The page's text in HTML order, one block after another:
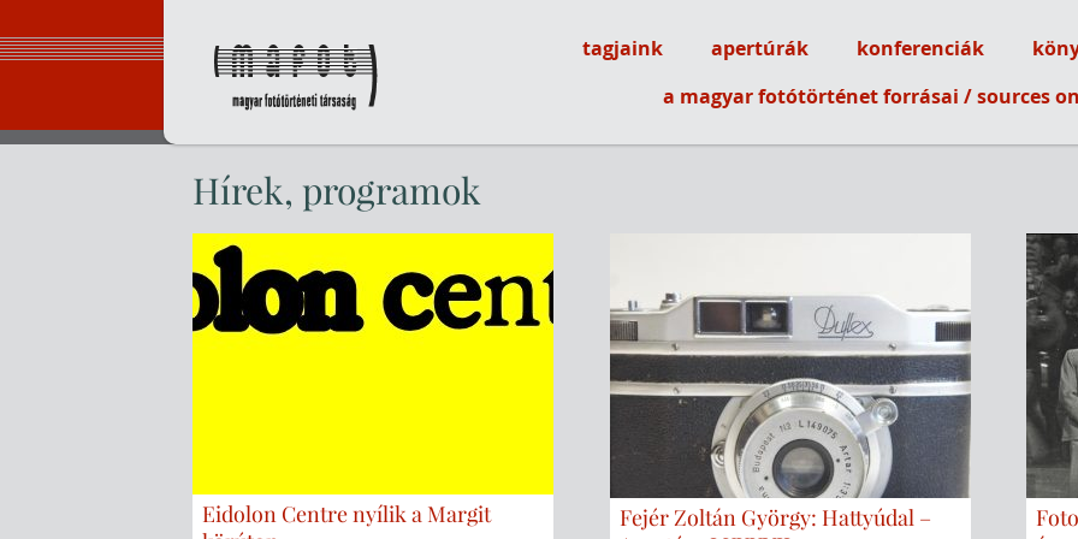
a
Magyar Fotótörténeti Társaság
tagjaink apertúrák konferenciák
a magyar fotótörténet forrásai / sources
Hírek, programok
Eidolon Centre nyílik a Margit
Fejér Zoltán György: Hattyúdal –